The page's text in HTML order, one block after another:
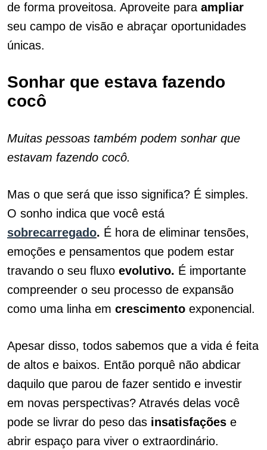
de forma proveitosa. Aproveite para ampliar
seu campo de visão e abraçar oportunidades
únicas.
Sonhar que estava fazendo
cocô
Muitas pessoas também podem sonhar que
estavam fazendo cocô.
Mas o que será que isso significa? É simples.
O sonho indica que você está
sobrecarregado. É hora de eliminar tensões,
emoções e pensamentos que podem estar
travando o seu fluxo evolutivo. É importante
compreender o seu processo de expansão
como uma linha em crescimento exponencial.
Apesar disso, todos sabemos que a vida é feita
de altos e baixos. Então porquê não abdicar
daquilo que parou de fazer sentido e investir
em novas perspectivas? Através delas você
pode se livrar do peso das insatisfações e
abrir espaço para viver o extraordinário.